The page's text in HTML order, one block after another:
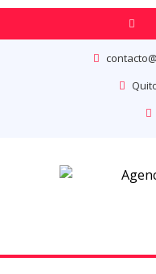
Saltar